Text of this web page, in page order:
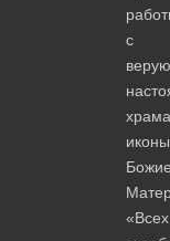
с
храма
иконы
«Всех